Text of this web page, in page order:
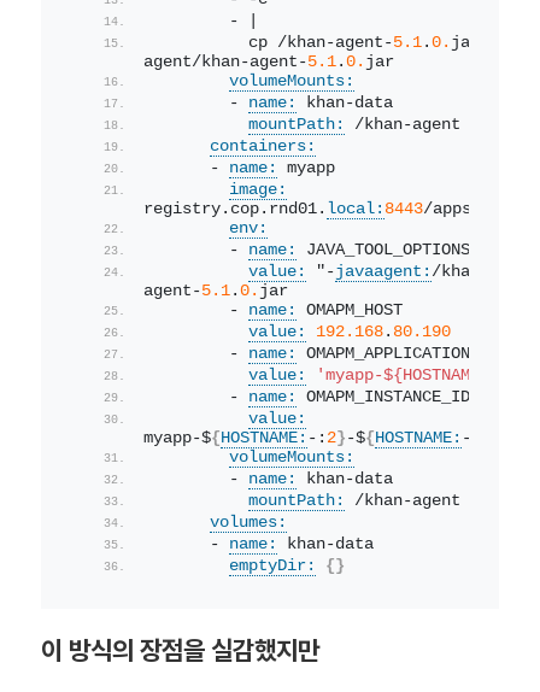
        - |
          cp /khan-agent-
5.1. 0. jar /
agent/khan-agent-5.1. 0. jar
volumeMounts:
        -
name:
khan-data
mountPath:
/khan-agent
containers:
      -
name:
myapp
image:
registry.cop.rnd01. local: 8443/apps/
env:
        -
name:
JAVA_TOOL_OPTIONS
value:
"-javaagent: /khan-
agent-5.1. 0. jar
        -
name:
OMAPM_HOST
value:
192.168. 80.190
        -
name:
OMAPM_APPLICATION_NAME
value:
'myapp-${HOSTNAME:-:2}'
        -
name:
OMAPM_INSTANCE_ID
value:
myapp-${HOSTNAME: -: 2} -${HOSTNAME: -:
volumeMounts:
        -
name:
khan-data
mountPath:
/khan-agent
volumes:
      -
name:
khan-data
emptyDir:
{ }
이 방식의 장점을 실감했지만